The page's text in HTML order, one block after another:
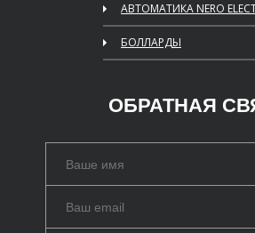
АВТОМАТИКА NERO
БОЛЛАРДЫ
ОБРАТНАЯ